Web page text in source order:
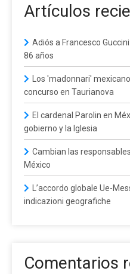
Artículos
Adiós a Francesco
86 años
Los 'madonnari'
concurso en Taurianova
El cardenal Parolin en
gobierno y la Iglesia
Cambian las
México
L’accordo globale Ue-
indicazioni geografiche
Comentarios